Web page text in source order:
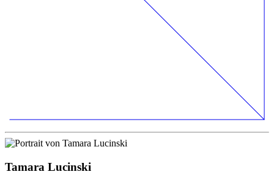
Tamara Lucinski